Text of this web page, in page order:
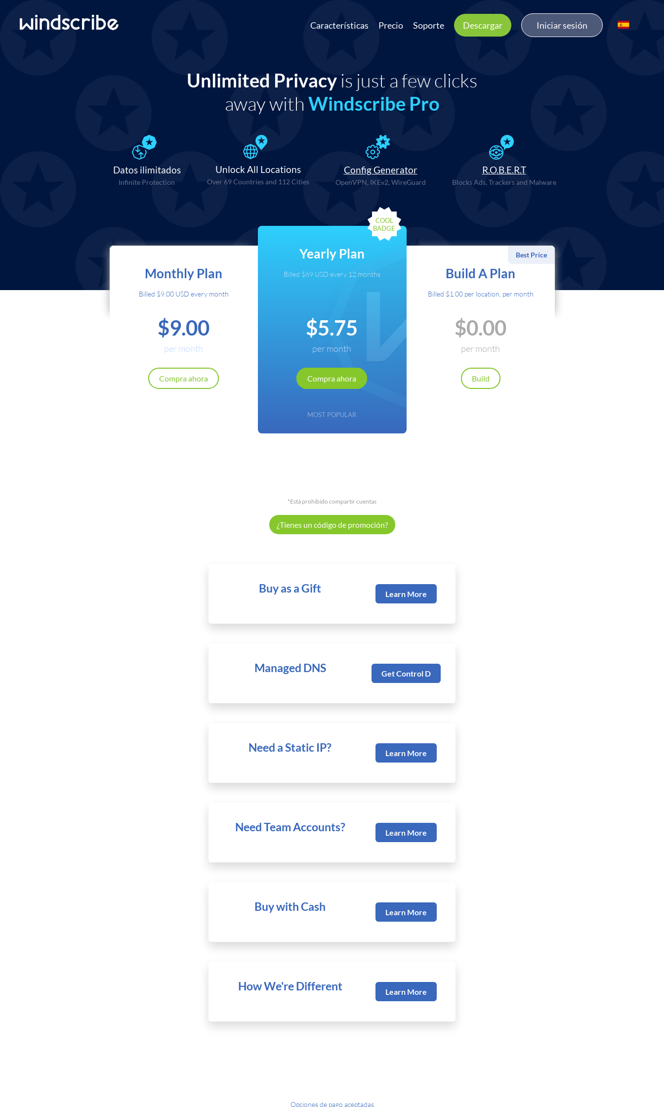
Características Precio Soporte Descargar Iniciar sesión
Unlimited Privacyis just a few clicks
away with Windscribe Pro
Datos ilimitados
Infinite Protection
Unlock All Locations
Over 69 Countries and 112 Cities
Config Generator
OpenVPN, IKEv2, WireGuard
R.O.B.E.R.T
Blocks Ads, Trackers and Malware
Monthly Plan
Billed $9.00 USD every month
$9.00
per month
Compra ahora
Cryptocurrency
Local Payments
Renews automatically. Cancel anytime.
COOL
BADGE
Yearly Plan
Billed $69 USD every 12 months
$5.75
per month
Compra ahora
MOST POPULAR
Seleccione el método de pago
Local Payments
Renews automatically. Cancel anytime.
Continuar
Atrás
Best Price
Build A Plan
Billed $1.00 per location, per month
$0.00
per month
Build
Cryptocurrency
Local Payments
Renews automatically. Cancel anytime.
*Está prohibido compartir cuentas
¿Tienes un código de promoción?
Buy as a Gift Learn More
Managed DNS Get Control D
Need a Static IP? Learn More
Need Team Accounts? Learn More
Buy with Cash Learn More
How We're Different Learn More
Opciones de pago aceptadas